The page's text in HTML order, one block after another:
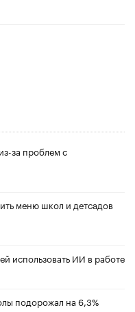
за проблем с
меню школ и детсадов
использовать ИИ в работе
подорожал на 6,3%